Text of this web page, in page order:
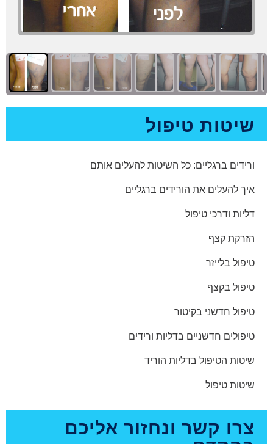
שיטות טיפול
ורידים ברגליים: כל השיטות להעלים אותם
איך להעלים את הורידים ברגליים
דליות ודרכי טיפול
הזרקת קצף
טיפול בלייזר
טיפול בקצף
טיפול חדשני בקיטור
טיפולים חדשניים בדליות ורידים
שיטות הטיפול בדליות הוריד
שיטות טיפול
צרו קשר ונחזור אליכם